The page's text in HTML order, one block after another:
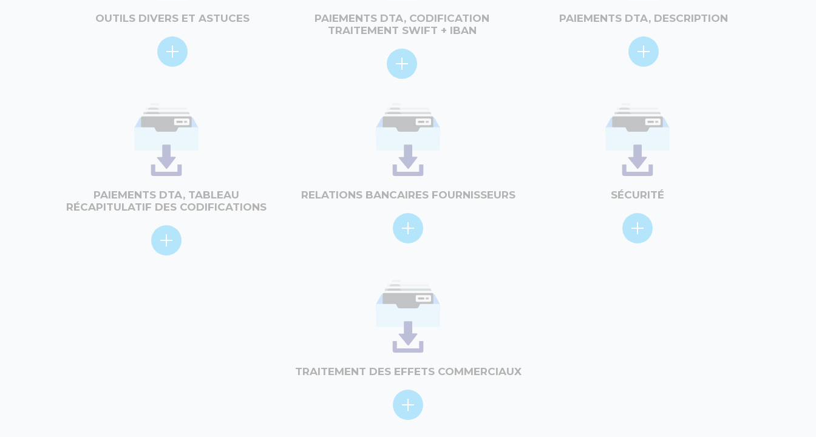
OUTILS DIVERS ET ASTUCES
PAIEMENTS DTA, CODIFICATION
TRAITEMENT SWIFT + IBAN
PAIEMENTS DTA, DESCRIPTION
PAIEMENTS DTA, TABLEAU
RÉCAPITULATIF DES CODIFICATIONS
RELATIONS BANCAIRES FOURNISSEURS SÉCURITÉ
TRAITEMENT DES EFFETS COMMERCIAUX